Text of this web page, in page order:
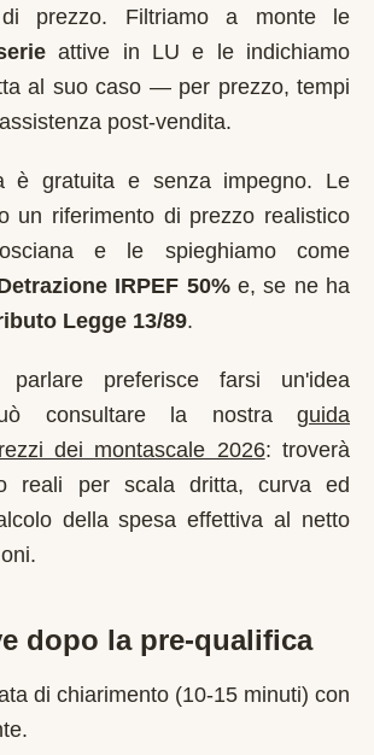
prezzo. Filtriamo a monte le
attive in LU e le indichiamo
al suo caso — per prezzo, tempi
post-vendita.
è gratuita e senza impegno. Le
un riferimento di prezzo realistico
e le spieghiamo come
IRPEF 50%e, se ne ha
Legge 13/89.
preferisce farsi un'idea
consultare la nostra
guida
dei montascale 2026: troverà
reali per scala dritta, curva ed
della spesa effettiva al netto
dopo la pre-qualifica
di chiarimento (10-15 minuti) con